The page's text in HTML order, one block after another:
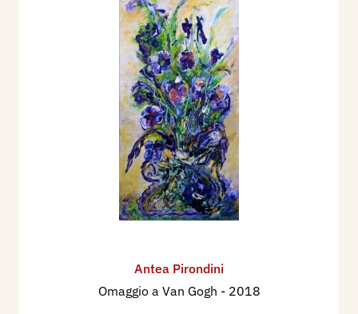
Antea Pirondini
Omaggio a Van Gogh - 2018